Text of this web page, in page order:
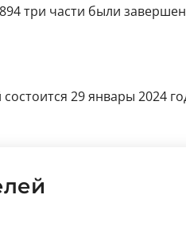
три части были
29 январы 2024